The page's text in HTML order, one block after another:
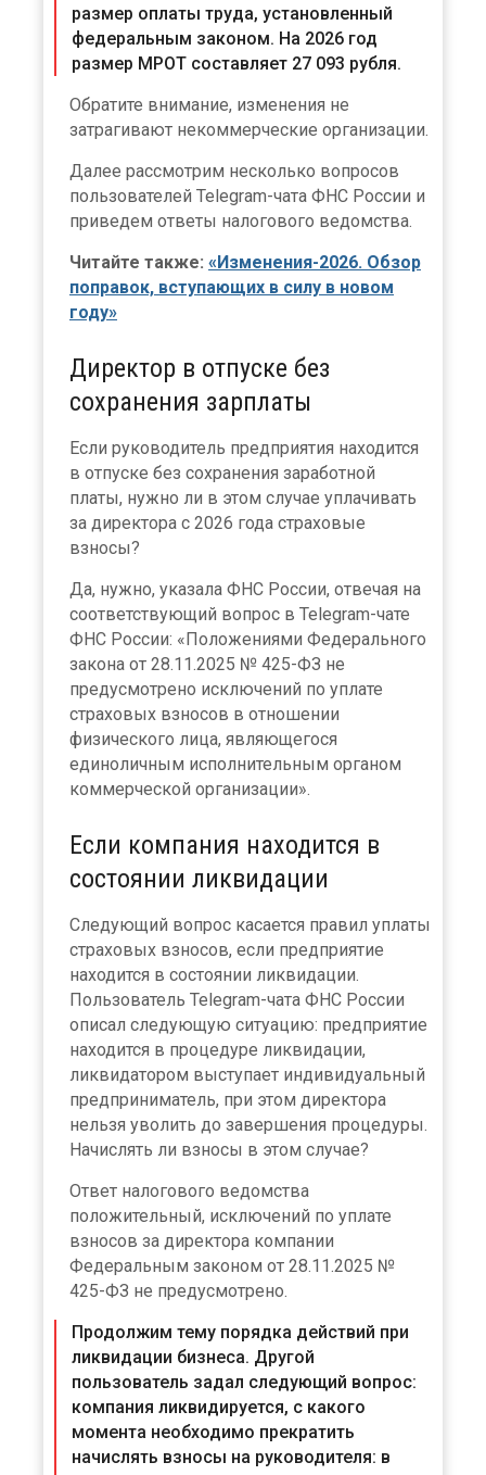
размер оплаты труда, установленный
федеральным законом. На 2026 год
размер МРОТ составляет 27 093 рубля.
Обратите внимание, изменения не
затрагивают некоммерческие организации.
Далее рассмотрим несколько вопросов
пользователей Telegram-чата ФНС России и
приведем ответы налогового ведомства.
Читайте также: «Изменения-2026. Обзор
поправок, вступающих в силу в новом
году»
Директор в отпуске без
сохранения зарплаты
Если руководитель предприятия находится
в отпуске без сохранения заработной
платы, нужно ли в этом случае уплачивать
за директора с 2026 года страховые
взносы?
Да, нужно, указала ФНС России, отвечая на
соответствующий вопрос в Telegram-чате
ФНС России: «Положениями Федерального
закона от 28.11.2025 № 425-ФЗ не
предусмотрено исключений по уплате
страховых взносов в отношении
физического лица, являющегося
единоличным исполнительным органом
коммерческой организации».
Если компания находится в
состоянии ликвидации
Следующий вопрос касается правил уплаты
страховых взносов, если предприятие
находится в состоянии ликвидации.
Пользователь Telegram-чата ФНС России
описал следующую ситуацию: предприятие
находится в процедуре ликвидации,
ликвидатором выступает индивидуальный
предприниматель, при этом директора
нельзя уволить до завершения процедуры.
Начислять ли взносы в этом случае?
Ответ налогового ведомства
положительный, исключений по уплате
взносов за директора компании
Федеральным законом от 28.11.2025 №
425-ФЗ не предусмотрено.
Продолжим тему порядка действий при
ликвидации бизнеса. Другой
пользователь задал следующий вопрос:
компания ликвидируется, с какого
момента необходимо прекратить
начислять взносы на руководителя: в